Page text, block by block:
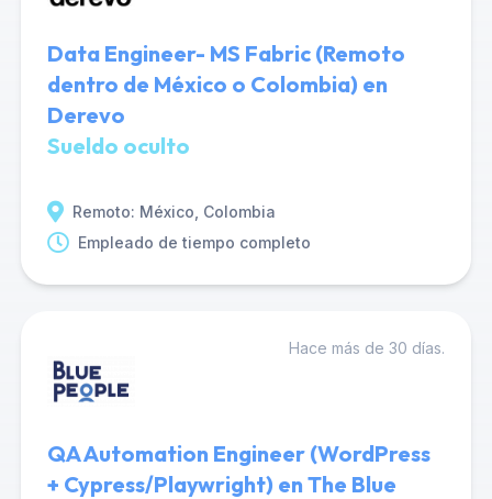
Data Engineer- MS Fabric (Remoto
dentro de México o Colombia) en
Derevo
Sueldo oculto
Remoto: México, Colombia
Empleado de tiempo completo
Hace más de 30 días.
QA Automation Engineer (WordPress
+ Cypress/Playwright) en The Blue